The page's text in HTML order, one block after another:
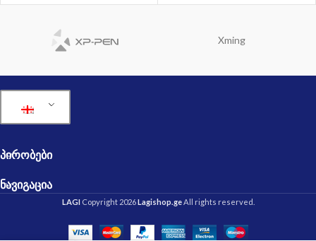
Xming
ᲞᲘᲠᲝᲑᲔᲑᲘ
ᲜᲐᲕᲘᲒᲐᲪᲘᲐ
LAGI Copyright 2026Lagishop.geAll rights reserved.